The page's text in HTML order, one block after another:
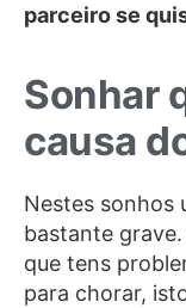
parceiro se
Sonhar
causa
Nestes sonhos
bastante
que tens
para chorar,